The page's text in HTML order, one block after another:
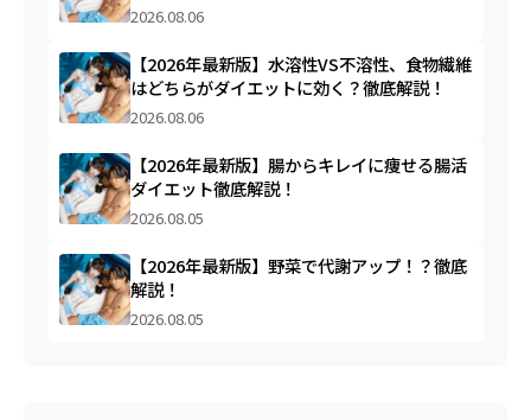
2026.08.06
【2026年最新版】水溶性VS不溶性、食物繊維
はどちらがダイエットに効く？徹底解説！
2026.08.06
【2026年最新版】腸からキレイに痩せる腸活
ダイエット徹底解説！
2026.08.05
【2026年最新版】野菜で代謝アップ！？徹底
解説！
2026.08.05